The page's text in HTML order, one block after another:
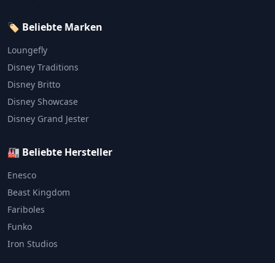
🏷️ Beliebte Marken
Loungefly
Disney Traditions
Disney Britto
Disney Showcase
Disney Grand Jester
🏭 Beliebte Hersteller
Enesco
Beast Kingdom
Fariboles
Funko
Iron Studios